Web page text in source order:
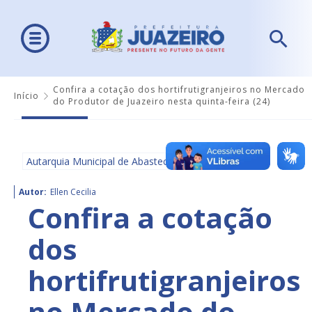
Início
Confira a cotação dos hortifrutigranjeiros no Mercado
do Produtor de Juazeiro nesta quinta-feira (24)
Autarquia Municipal de Abastecimento - AMA
Autor: Ellen Cecilia
Confira a cotação
dos
hortifrutigranjeiros